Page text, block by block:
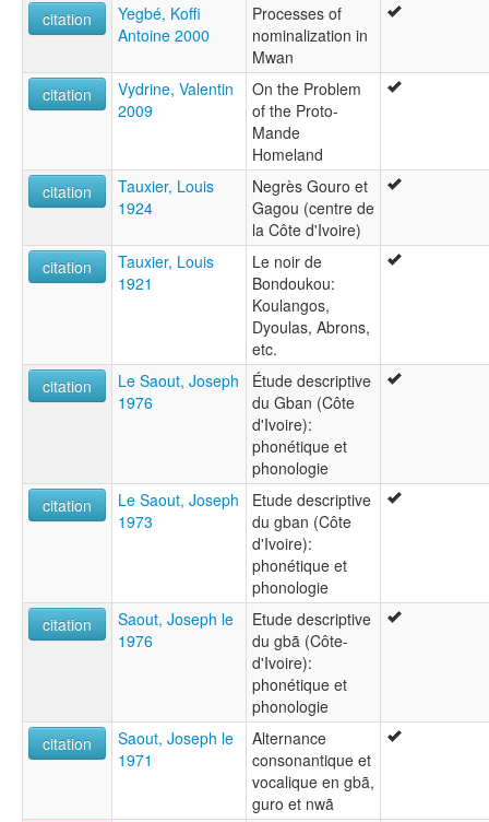
citation
Yegbé, Koffi
Antoine 2000
Processes of
nominalization in
Mwan
citation
Vydrine, Valentin
2009
On the Problem
of the Proto-
Mande
Homeland
citation
Tauxier, Louis
1924
Negrès Gouro et
Gagou (centre de
la Côte d'Ivoire)
citation
Tauxier, Louis
1921
Le noir de
Bondoukou:
Koulangos,
Dyoulas, Abrons,
etc.
citation
Le Saout, Joseph
1976
Étude descriptive
du Gban (Côte
d'Ivoire):
phonétique et
phonologie
citation
Le Saout, Joseph
1973
Etude descriptive
du gban (Côte
d'Ivoire):
phonétique et
phonologie
citation
Saout, Joseph le
1976
Etude descriptive
du gbã (Côte-
d'Ivoire):
phonétique et
phonologie
citation
Saout, Joseph le
1971
Alternance
consonantique et
vocalique en gbã,
guro et nwã